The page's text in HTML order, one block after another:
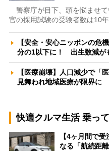
警察庁が目下、頭を悩ませ
官の採用試験の受験者数は10
【安全・安心ニッポンの危
分の1以下に！ 出生数減
【医療崩壊】人口減少で「
見舞われ地域医療が限界
快適クルマ生活 乗っ
【4ヶ月間で
なる「航続距